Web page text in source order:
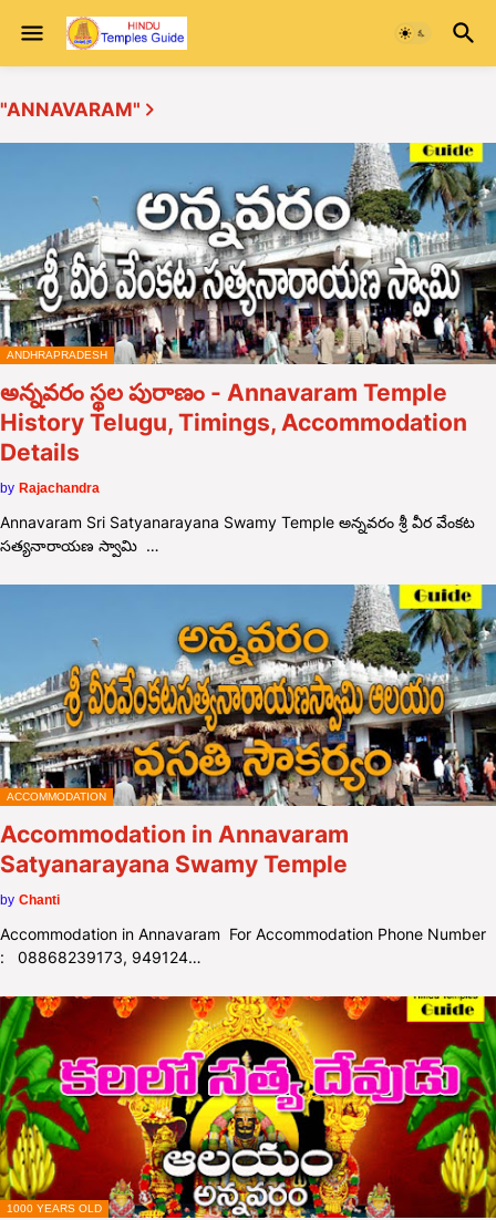
"ANNAVARAM"
ANDHRAPRADESH
అన్నవరం స్థల పురాణం - Annavaram Temple
History Telugu, Timings, Accommodation
Details
by Rajachandra
Annavaram Sri Satyanarayana Swamy Temple అన్నవరం శ్రీ వీర వేంకట
సత్యనారాయణ స్వామి …
ACCOMMODATION
Accommodation in Annavaram
Satyanarayana Swamy Temple
by Chanti
Accommodation in Annavaram For Accommodation Phone Number
: 08868239173, 949124…
1000 YEARS OLD